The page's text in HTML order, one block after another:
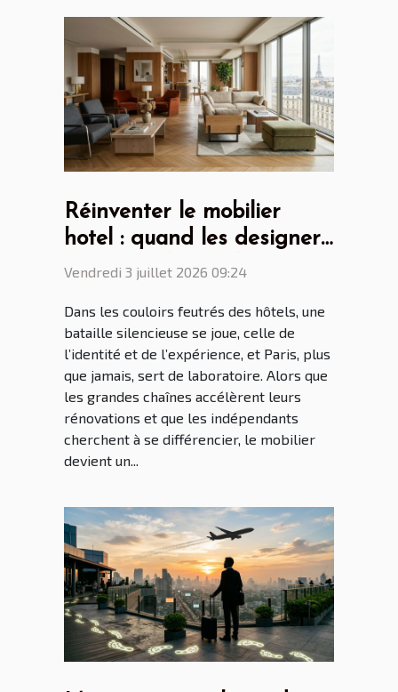
Réinventer le mobilier
hotel : quand les designers
parisiens dictent la
Vendredi 3 juillet 2026 09:24
Dans les couloirs feutrés des hôtels, une
bataille silencieuse se joue, celle de
l’identité et de l’expérience, et Paris, plus
que jamais, sert de laboratoire. Alors que
les grandes chaînes accélèrent leurs
rénovations et que les indépendants
cherchent à se différencier, le mobilier
devient un...